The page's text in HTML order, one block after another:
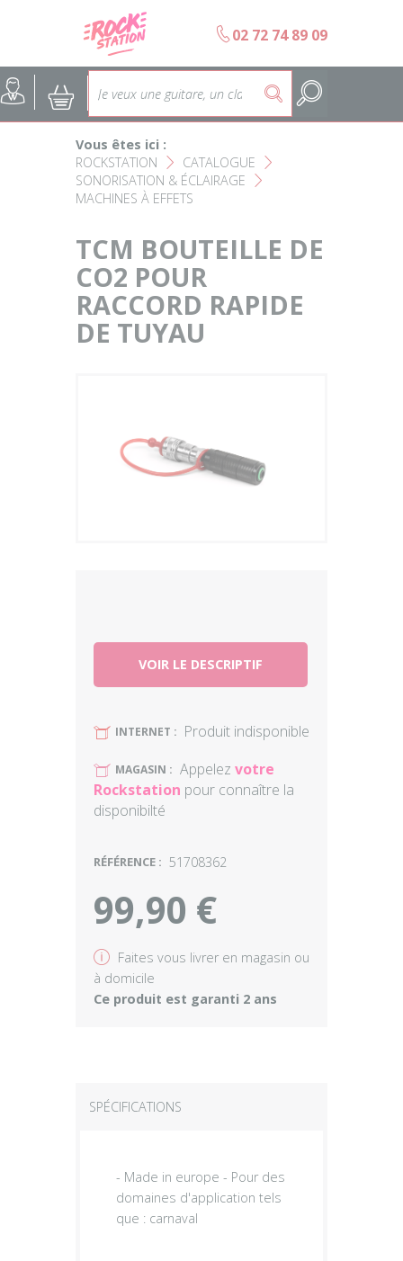
Choisir son instrument
Nos Magasins Rockstation
L'esprit Rockstation
Guitares
Basses
Batteries & Percussions
Matériel DJ
b 02 72 74 89 09
@ 5 :
Vous êtes ici :
ROCKSTATION F CATALOGUE F
SONORISATION & ÉCLAIRAGE F
MACHINES À EFFETS
TCM BOUTEILLE DE
CO2 POUR
RACCORD RAPIDE
DE TUYAU
VOIR LE DESCRIPTIF
U INTERNET : Produit indisponible
U MAGASIN : Appelez votre
Rockstation pour connaître la
disponibilté
RÉFÉRENCE : 51708362
99,90 €
v Faites vous livrer en magasin ou
à domicile
Ce produit est garanti 2 ans
SPÉCIFICATIONS
- Made in europe - Pour des
domaines d'application tels
que : carnaval
Panneau de gestion des cookies